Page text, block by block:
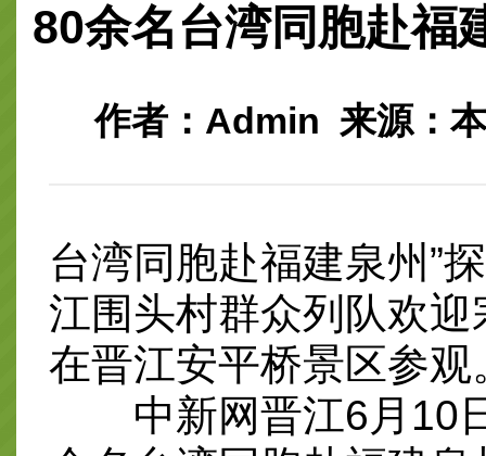
80余名台湾同胞赴福
作者：Admin 来源：本
台湾同胞赴福建泉州”
江围头村群众列队欢
在晋江安平桥景区参
中新网晋江6月10日